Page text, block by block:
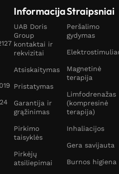
Informacija
UAB Doris
Group
kontaktai ir
rekvizitai
Atsiskaitymas
Pristatymas
Garantija ir
grąžinimas
Pirkimo
taisyklės
Pirkėjų
atsiliepimai
Straipsniai
Peršalimo
gydymas
Magnetinė
terapija
Limfodrenažas
(kompresinė
terapija)
Inhaliacijos
Gera savijauta
Burnos higiena